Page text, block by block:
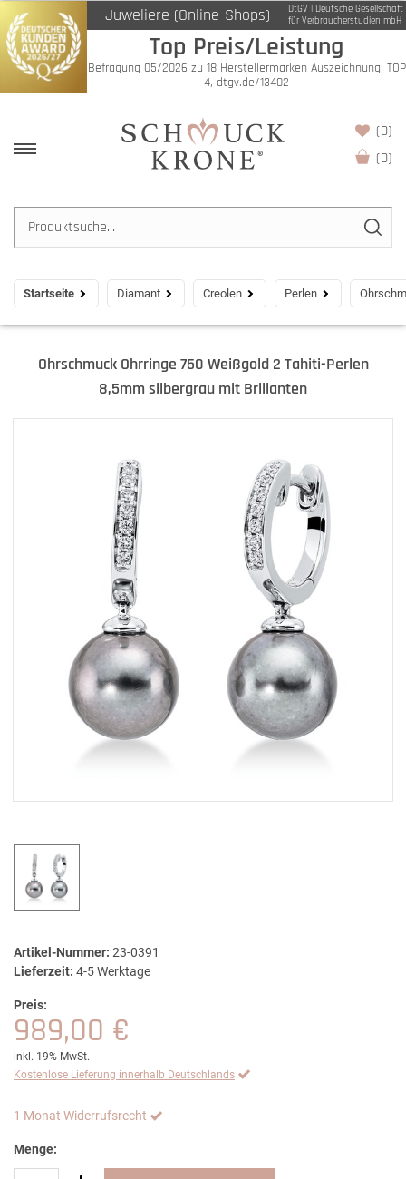
Juweliere (Online-Shops)
DtGV | Deutsche Gesellschaft
für Verbraucherstudien mbH
Top Preis/Leistung
Befragung 05/2026 zu 18 Herstellermarken Auszeichnung: TOP
4, dtgv.de/13402
(0)
(0)
Startseite Diamant Creolen Perlen
Ohrschmuck Ohrringe 750 Weißgold 2 Tahiti-Perlen
8,5mm silbergrau mit Brillanten
Artikel-Nummer: 23-0391
Lieferzeit: 4-5 Werktage
Preis:
989,00 €
inkl. 19% MwSt.
Kostenlose Lieferung innerhalb Deutschlands
1 Monat Widerrufsrecht
Menge: